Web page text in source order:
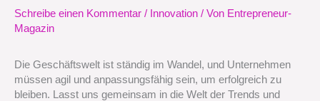
Schreibe einen Kommentar / Innovation / Von Entrepreneur-
Magazin
Die Geschäftswelt ist ständig im Wandel, und Unternehmen
müssen agil und anpassungsfähig sein, um erfolgreich zu
bleiben. Lasst uns gemeinsam in die Welt der Trends und